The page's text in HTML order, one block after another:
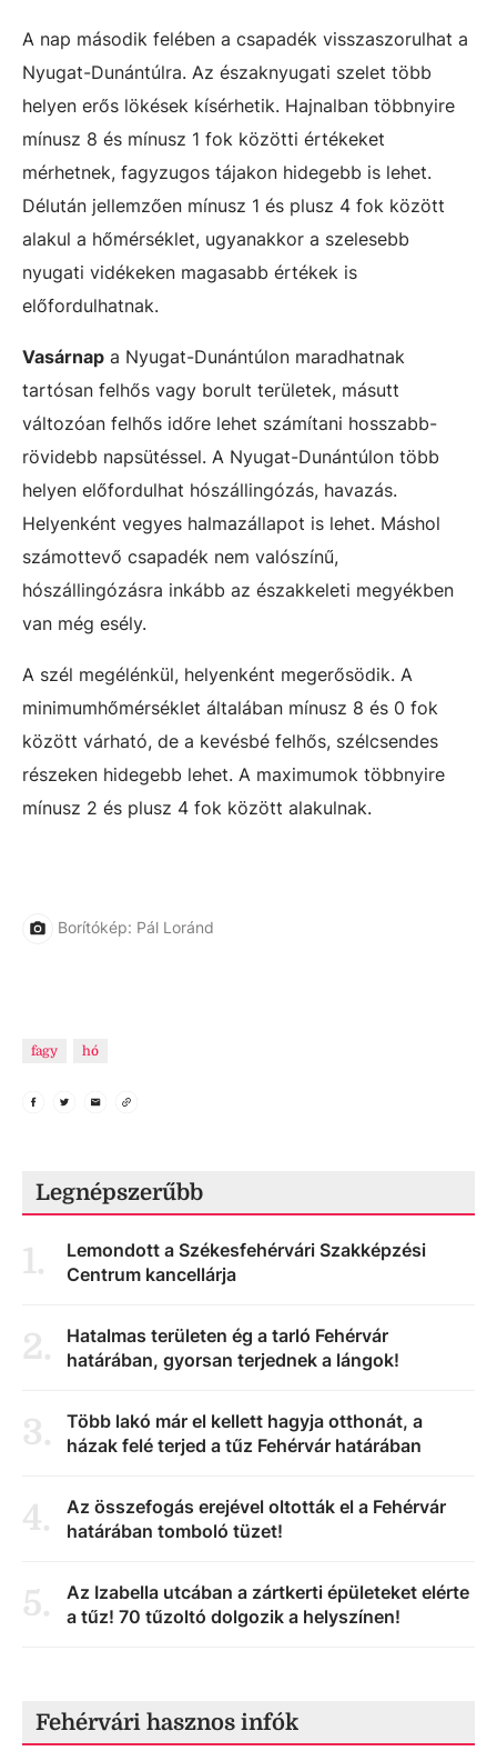
A nap második felében a csapadék visszaszorulhat a
Nyugat-Dunántúlra. Az északnyugati szelet több
helyen erős lökések kísérhetik. Hajnalban többnyire
mínusz 8 és mínusz 1 fok közötti értékeket
mérhetnek, fagyzugos tájakon hidegebb is lehet.
Délután jellemzően mínusz 1 és plusz 4 fok között
alakul a hőmérséklet, ugyanakkor a szelesebb
nyugati vidékeken magasabb értékek is
előfordulhatnak.
Vasárnap a Nyugat-Dunántúlon maradhatnak
tartósan felhős vagy borult területek, másutt
változóan felhős időre lehet számítani hosszabb-
rövidebb napsütéssel. A Nyugat-Dunántúlon több
helyen előfordulhat hószállingózás, havazás.
Helyenként vegyes halmazállapot is lehet. Máshol
számottevő csapadék nem valószínű,
hószállingózásra inkább az északkeleti megyékben
van még esély.
A szél megélénkül, helyenként megerősödik. A
minimumhőmérséklet általában mínusz 8 és 0 fok
között várható, de a kevésbé felhős, szélcsendes
részeken hidegebb lehet. A maximumok többnyire
mínusz 2 és plusz 4 fok között alakulnak.
Borítókép: Pál Loránd
fagy hó
Legnépszerűbb
1.
Lemondott a Székesfehérvári Szakképzési
Centrum kancellárja
2.
Hatalmas területen ég a tarló Fehérvár
határában, gyorsan terjednek a lángok!
3.
Több lakó már el kellett hagyja otthonát, a
házak felé terjed a tűz Fehérvár határában
4.
Az összefogás erejével oltották el a Fehérvár
határában tomboló tüzet!
5.
Az Izabella utcában a zártkerti épületeket elérte
a tűz! 70 tűzoltó dolgozik a helyszínen!
Fehérvári hasznos infók